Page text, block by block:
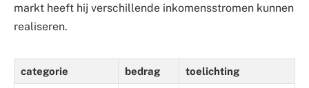
markt heeft hij verschillende inkomensstromen kunnen
realiseren.
categorie bedrag toelichting